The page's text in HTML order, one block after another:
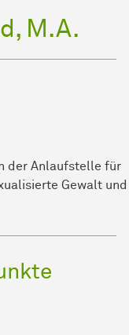
M.A.
der Anlaufstelle für
Gewalt und